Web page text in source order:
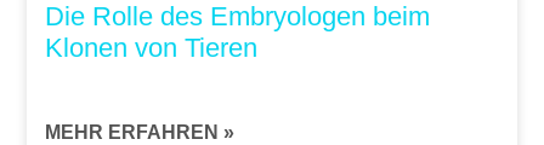
Die Rolle des Embryologen beim
Klonen von Tieren
MEHR ERFAHREN »